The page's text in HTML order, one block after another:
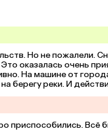
Но не пожалели.
оказалась очень
На машине от
берегу реки. И
можно
дней, всё время
живописном месте,
беседки, мангал...
приспособились. Всё